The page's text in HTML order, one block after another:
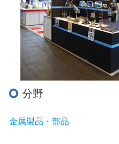
分野
金属製品・部品